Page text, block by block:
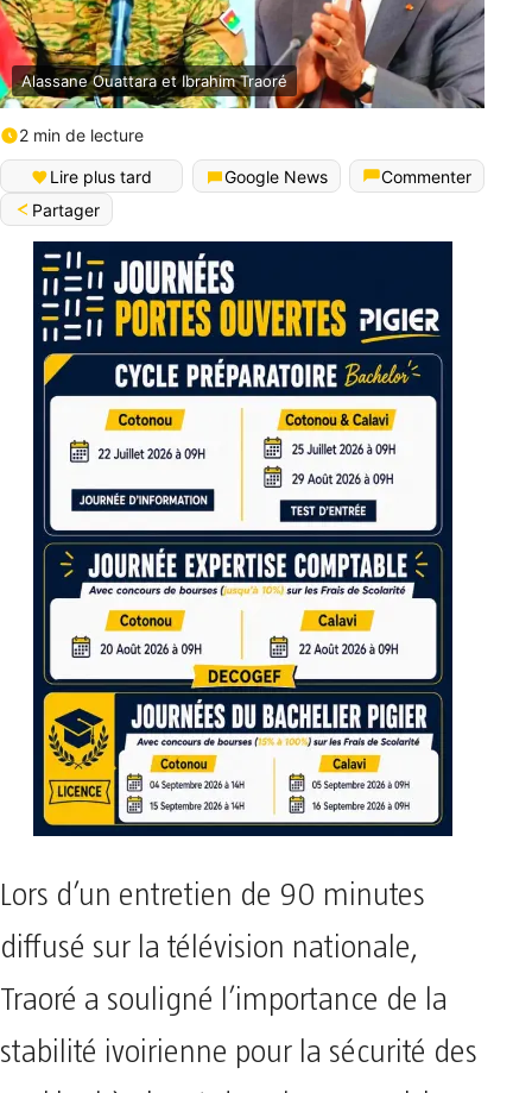
Alassane Ouattara et Ibrahim Traoré
2 min de lecture
Lire plus tard Google News
Commenter
Partager
Lors d’un entretien de 90 minutes
diffusé sur la télévision nationale,
Traoré a souligné l’importance de la
stabilité ivoirienne pour la sécurité des